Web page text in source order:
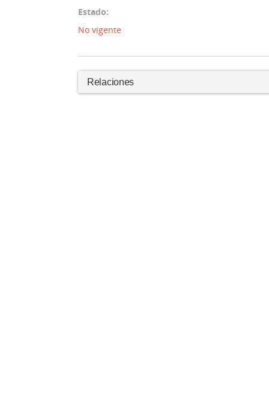
Estado:
No vigente
Relaciones